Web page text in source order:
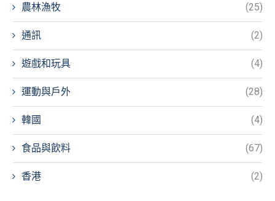
農林漁牧 (25)
通訊 (2)
遊戲和玩具 (4)
運動與戶外 (28)
韓國 (4)
食品與飲料 (67)
香港 (2)